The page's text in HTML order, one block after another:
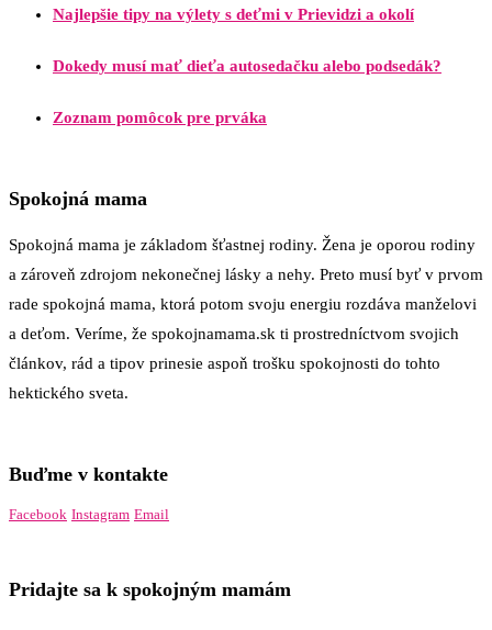
Najlepšie tipy na výlety s deťmi v Prievidzi a okolí
Dokedy musí mať dieťa autosedačku alebo podsedák?
Zoznam pomôcok pre prváka
Spokojná mama
Spokojná mama je základom šťastnej rodiny. Žena je oporou rodiny
a zároveň zdrojom nekonečnej lásky a nehy. Preto musí byť v prvom
rade spokojná mama, ktorá potom svoju energiu rozdáva manželovi
a deťom. Veríme, že spokojnamama.sk ti prostredníctvom svojich
článkov, rád a tipov prinesie aspoň trošku spokojnosti do tohto
hektického sveta.
Buďme v kontakte
Facebook Instagram Email
Pridajte sa k spokojným mamám